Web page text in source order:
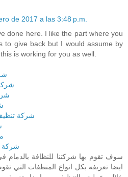
de 2017 a las 3:48 p.m.
done here. I like the part where you
to give back but I would assume by
is working for you as well.
شركة
شركة
سوف تقوم بها شركتنا للنظافة بالدمام
ايضا تعريفه بكل انواع المنظفات التي